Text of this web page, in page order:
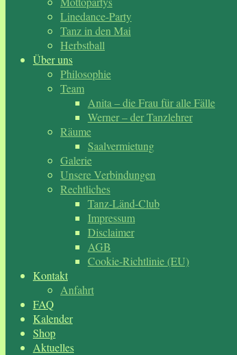
Linedance-Party
Tanz in den Mai
Herbstball
Über uns
Philosophie
Team
Anita – die Frau für alle Fälle
Werner – der Tanzlehrer
Räume
Saalvermietung
Galerie
Unsere Verbindungen
Rechtliches
Tanz-Länd-Club
Impressum
Disclaimer
AGB
Cookie-Richtlinie (EU)
Kontakt
Anfahrt
FAQ
Kalender
Shop
Aktuelles